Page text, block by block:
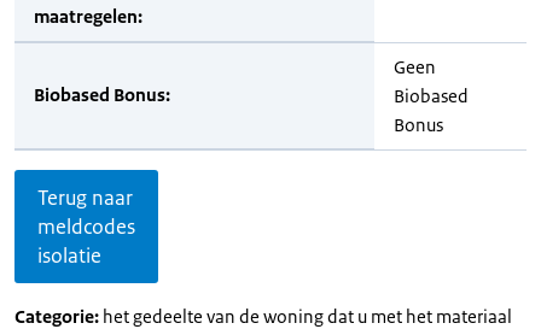
maatregelen:
Biobased Bonus:
Geen
Biobased
Bonus
Terug naar
meldcodes
isolatie
Categorie: het gedeelte van de woning dat u met het materiaal